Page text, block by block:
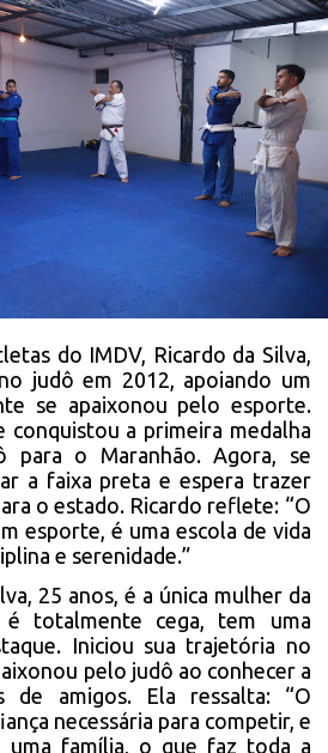
do IMDV, Ricardo da Silva,
judô em 2012, apoiando um
se apaixonou pelo esporte.
conquistou a primeira medalha
para o Maranhão. Agora, se
a faixa preta e espera trazer
o estado. Ricardo reflete: “O
esporte, é uma escola de vida
e serenidade.”
25 anos, é a única mulher da
totalmente cega, tem uma
Iniciou sua trajetória no
pelo judô ao conhecer a
de amigos. Ela ressalta: “O
necessária para competir, e
uma família, o que faz toda a